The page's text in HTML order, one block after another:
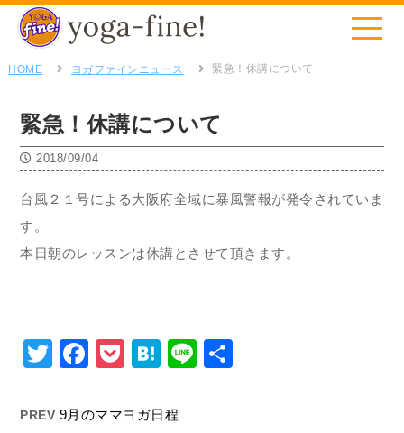
HOME ヨガファインニュース 緊急！休講について
緊急！休講について
2018/09/04
台風２１号による大阪府全域に暴風警報が発令されていま
す。
本日朝のレッスンは休講とさせて頂きます。
Twitter
Facebook
Pocket
Hatena
Line
PREV 9月のママヨガ日程